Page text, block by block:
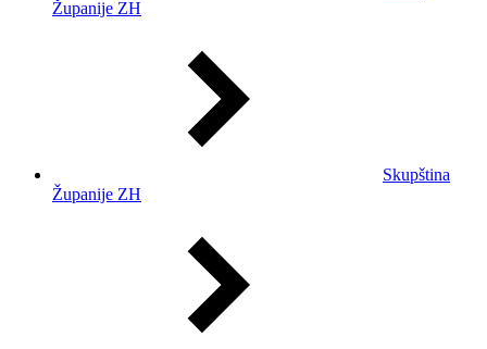
Županije ZH
Skupština
Županije ZH